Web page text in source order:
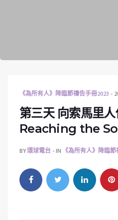
《為所有人》降臨節禱告手冊2023
第三天 向索馬里
Reaching the
BY環球電台 IN 《為所有人》降臨